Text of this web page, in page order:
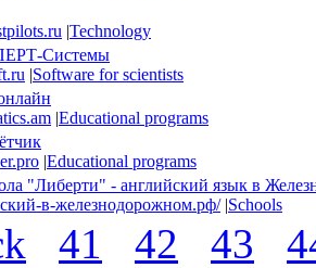
|Technology
Системы
|Software for scientists
|Educational programs
|Educational programs
"Либерти" - английский язык в
в-железнодорожном.рф/ |Schools
41 42 43